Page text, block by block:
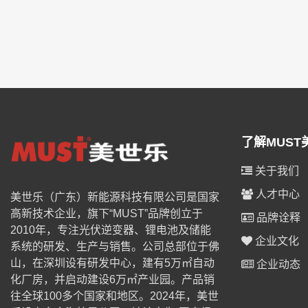
美世乐（广东）新能源科技有限公司是国家
高新技术企业，旗下“MUST”品牌创立于
2010年，专注光伏逆变器、锂电池及储能
系统的研发、生产与销售。公司总部位于佛
山，在深圳设有研发中心，建有5万㎡自动
化厂房，并启动建设6万㎡产业园。产品销
往全球100多个国家和地区。2024年，美世
了解MUST
关于我们
人才中心
品牌诠释
企业文化
企业动态